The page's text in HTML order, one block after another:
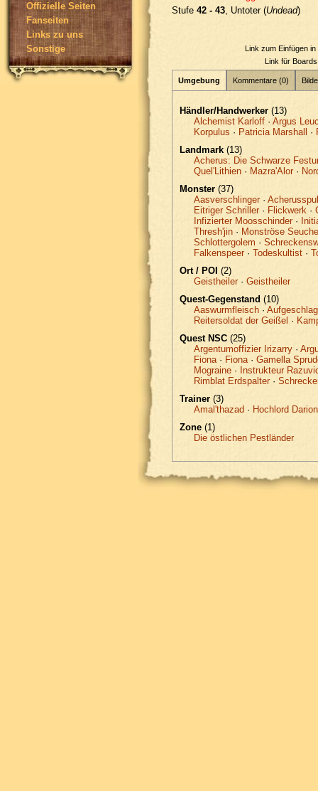
Offizielle Seiten
Fanseiten
Links zu uns
Sonstige
Stufe 42 - 43 , Untoter (Undead)
Link zum Einfügen
Link für
Umgebung Kommentare (0)
Händler/Handwerker (13)
Alchemist Karloff · Argus
Korpulus · Patricia Marshall ·
Landmark (13)
Acherus: Die Schwarze
Quel'Lithien · Mazra'Alor·
Monster (37)
Aasverschlinger ·
Eitriger Schriller · Flickwerk ·
Infizierter Moosschinder ·
Thresh'jin · Monströse
Schlottergolem ·
Falkenspeer · Todeskultist ·
Ort / POI (2)
Geistheiler · Geistheiler
Quest-Gegenstand (10)
Aaswurmfleisch ·
Reitersoldat der Geißel ·
Quest NSC (25)
Argentumoffizier Irizarry ·
Fiona · Fiona · Gamella
Mograine · Instrukteur
Rimblat Erdspalter ·
Trainer (3)
Amal'thazad · Hochlord
Zone (1)
Die östlichen Pestländer